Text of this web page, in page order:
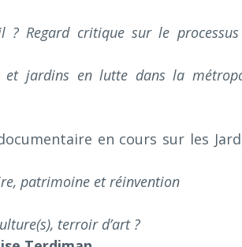
? Regard critique sur le
et jardins en lutte dans la
en cours sur les
patrimoine et réinvention
terroir d’art ?